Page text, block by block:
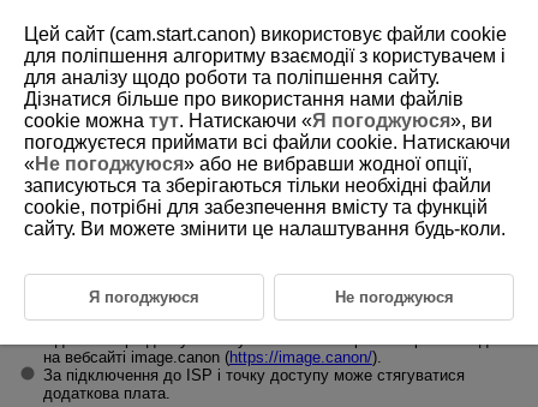
D388-178
Завантаження зображень до
служби image.canon
З’єднайте камеру зі службою image.canon, щоб мати змогу
Інтернету.
Вказівки стосовно використання служби image.canon і докладні
на вебсайті image.canon (https://image.canon/).
За підключення до ISP і точку доступу може стягуватися
додаткова плата.
Цей сайт (cam.start.canon) використовує файли cookie
для поліпшення алгоритму взаємодії з користувачем і
для аналізу щодо роботи та поліпшення сайту.
Дізнатися більше про використання нами файлів
cookie можна тут. Натискаючи «Я погоджуюся», ви
погоджуєтеся приймати всі файли cookie. Натискаючи
«Не погоджуюся» або не вибравши жодної опції,
записуються та зберігаються тільки необхідні файли
cookie, потрібні для забезпечення вмісту та функцій
сайту. Ви можете змінити це налаштування будь-коли.
Я погоджуюся Не погоджуюся